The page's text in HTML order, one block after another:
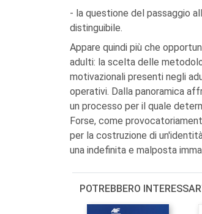
- la questione del passaggio
distinguibile.
Appare quindi più che
adulti: la scelta delle
motivazionali presenti negli
operativi. Dalla panoramica
un processo per il quale
Forse, come
per la costruzione di
una indefinita e malposta
POTREBBERO